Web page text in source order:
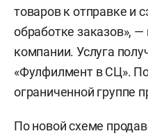
товаров к отправке и
обработке заказов»,
компании. Услуга
«Фулфилмент в СЦ».
ограниченной группе
По новой схеме